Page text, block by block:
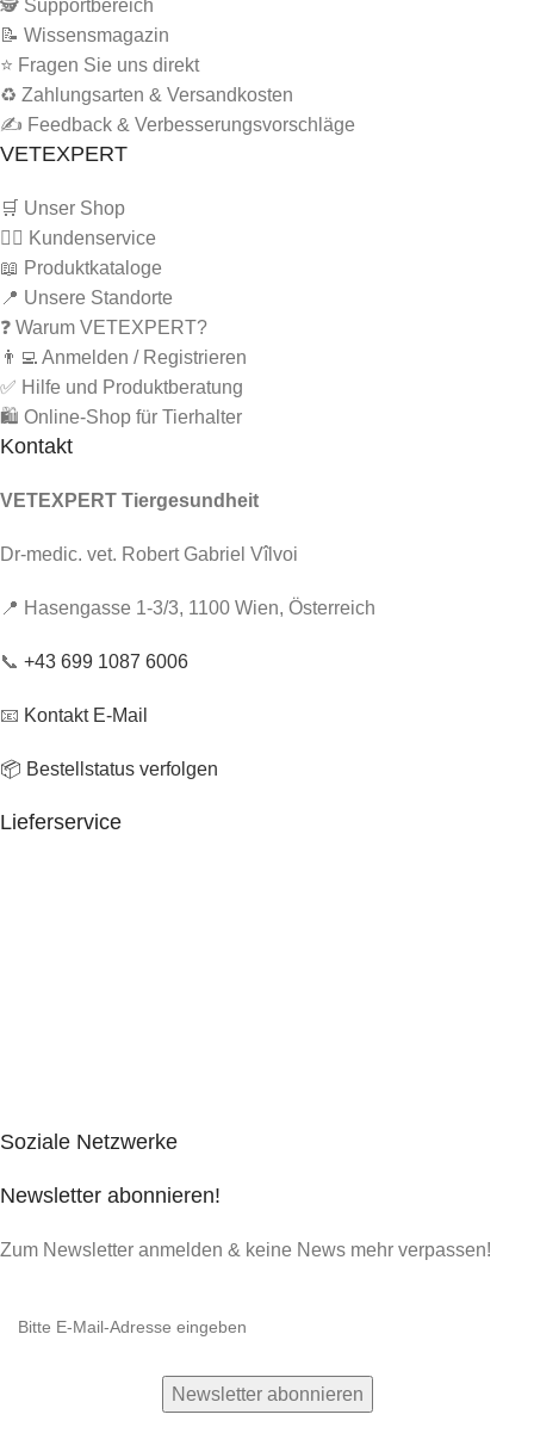
🕵 Supportbereich
📝 Wissensmagazin
⭐ Fragen Sie uns direkt
♻️ Zahlungsarten & Versandkosten
✍️ Feedback & Verbesserungsvorschläge
VETEXPERT
🛒 Unser Shop
🙋‍♂️ Kundenservice
📖 Produktkataloge
📍 Unsere Standorte
❓ Warum VETEXPERT?
👨‍💻 Anmelden / Registrieren
✅ Hilfe und Produktberatung
🛍️ Online-Shop für Tierhalter
Kontakt
VETEXPERT Tiergesundheit
Dr-medic. vet. Robert Gabriel Vîlvoi
📍 Hasengasse 1-3/3, 1100 Wien, Österreich
📞 +43 699 1087 6006
📧 Kontakt E-Mail
📦 Bestellstatus verfolgen
Lieferservice
Soziale Netzwerke
Newsletter abonnieren!
Zum Newsletter anmelden & keine News mehr verpassen!